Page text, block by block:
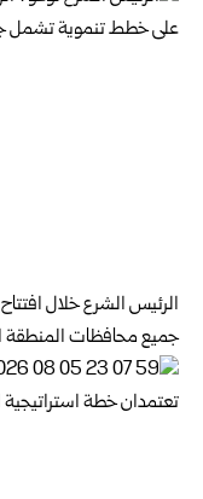
الرئيس الشرع خلال
جميع محافظات المنطقة